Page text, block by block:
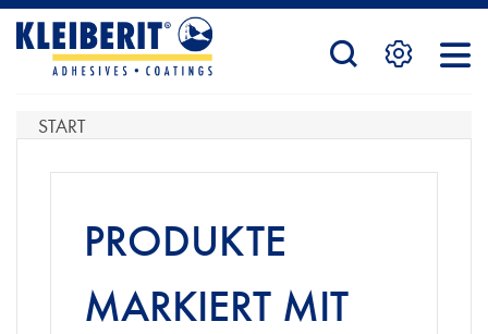
STARTSEITE
PRODUKTE
START
PRODUKTE
MARKIERT MIT